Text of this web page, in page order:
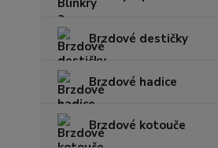
Brzdové destičky
Brzdové hadice
Brzdové kotouče